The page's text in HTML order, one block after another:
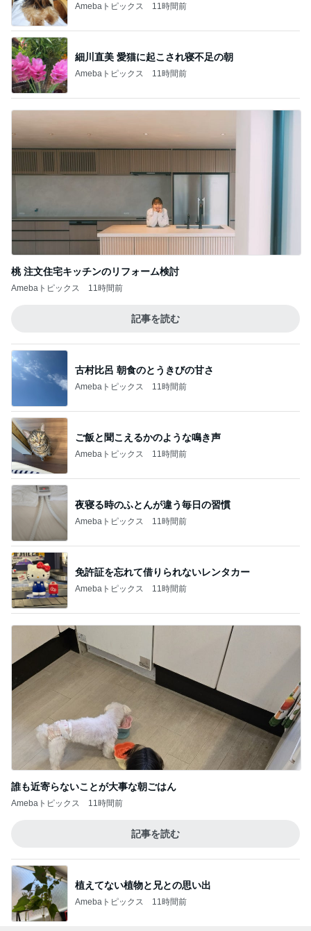
Amebaトピックス 11時間前
細川直美 愛猫に起こされ寝不足の朝
Amebaトピックス 11時間前
桃 注文住宅キッチンのリフォーム検討
Amebaトピックス 11時間前
記事を読む
古村比呂 朝食のとうきびの甘さ
Amebaトピックス 11時間前
ご飯と聞こえるかのような鳴き声
Amebaトピックス 11時間前
夜寝る時のふとんが違う毎日の習慣
Amebaトピックス 11時間前
免許証を忘れて借りられないレンタカー
Amebaトピックス 11時間前
誰も近寄らないことが大事な朝ごはん
Amebaトピックス 11時間前
記事を読む
植えてない植物と兄との思い出
Amebaトピックス 11時間前